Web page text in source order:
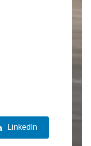
LinkedIn